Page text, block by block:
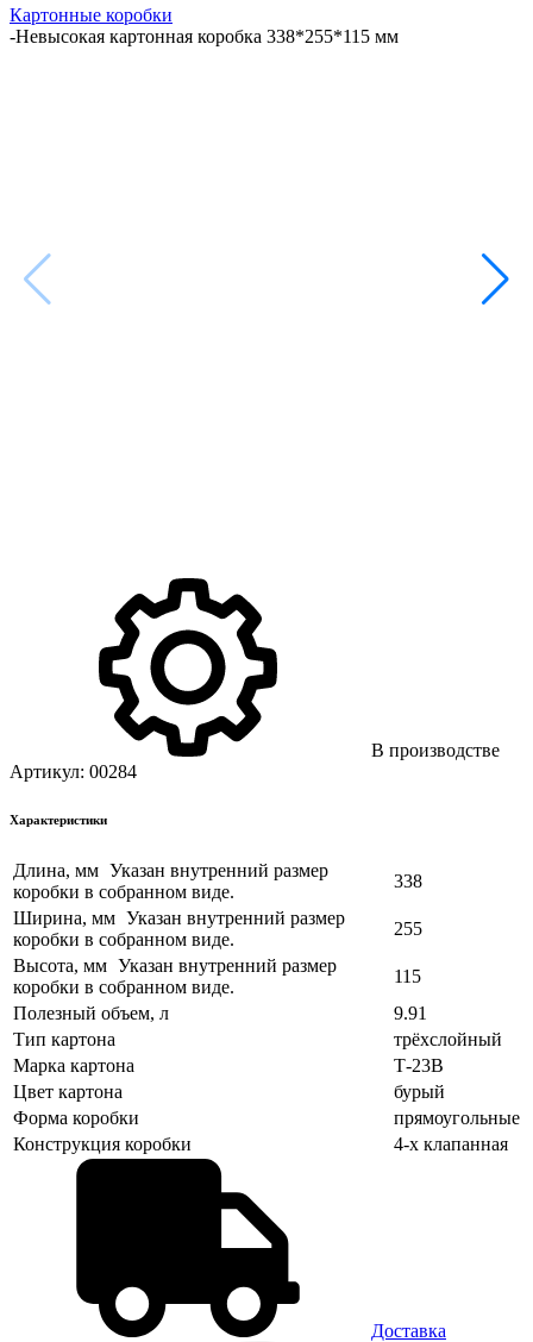
Картонные коробки
-Невысокая картонная коробка 338*255*115 мм
В производстве
Артикул: 00284
Характеристики
Длина, мм Указан внутренний размер
коробки в собранном виде.
338
Ширина, мм Указан внутренний размер
коробки в собранном виде.
255
Высота, мм Указан внутренний размер
коробки в собранном виде.
115
Полезный объем, л
9.91
Тип картона
трёхслойный
Марка картона
Т-23В
Цвет картона
бурый
Форма коробки
прямоугольные
Конструкция коробки
4-х клапанная
Доставка